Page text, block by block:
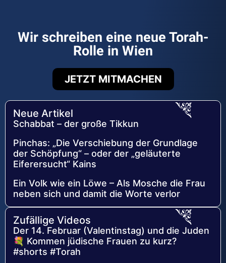
Wir schreiben eine neue Torah-
Rolle in Wien
JETZT MITMACHEN
Neue Artikel
Schabbat – der große Tikkun
Pinchas: „Die Verschiebung der Grundlage
der Schöpfung“ – oder der „geläuterte
Eiferersucht“ Kains
Ein Volk wie ein Löwe – Als Mosche die Frau
neben sich und damit die Worte verlor
Zufällige Videos
Der 14. Februar (Valentinstag) und die Juden
💐 Kommen jüdische Frauen zu kurz?
#shorts #Torah